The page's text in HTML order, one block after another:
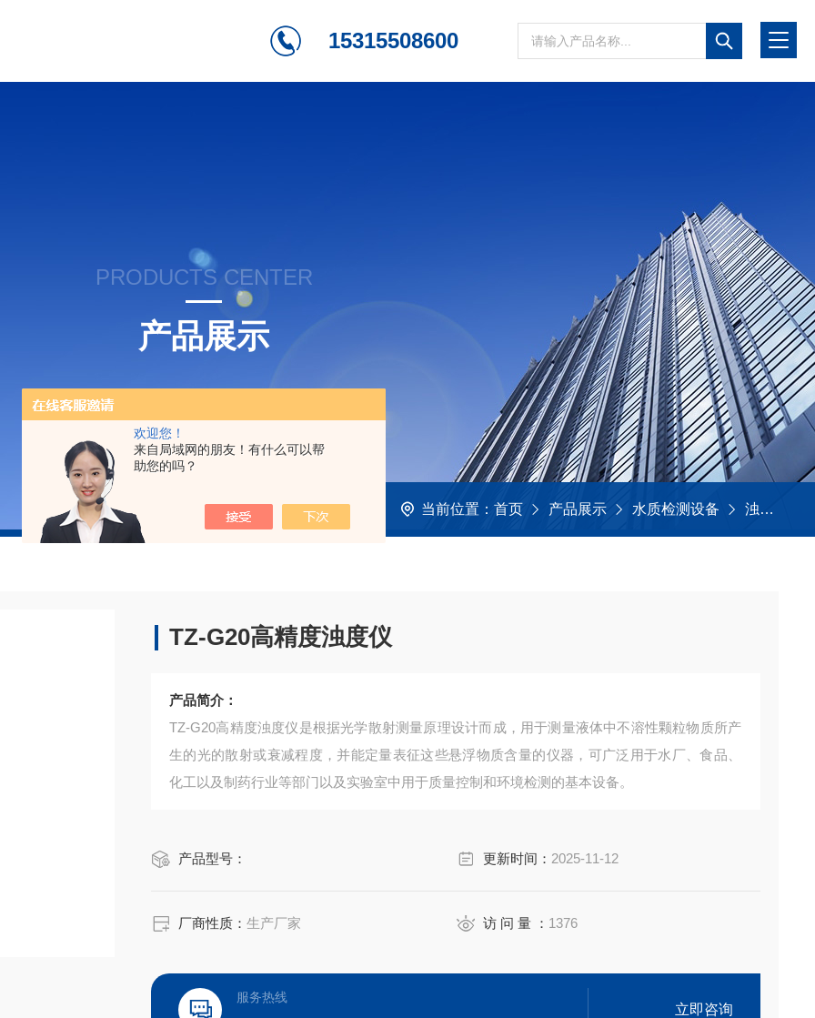
欢迎您！
来自局域网的朋友！有什么可以帮
助您的吗？
15315508600
PRODUCTS CENTER
产品展示
当前位置： 首页 产品展示 水质检测设备 浊度仪
TZ-G20高精度浊度仪
产品简介：
TZ-G20高精度浊度仪是根据光学散射测量原理设计而成，用于测量液体中不溶性颗粒物质所产
生的光的散射或衰减程度，并能定量表征这些悬浮物质含量的仪器，可广泛用于水厂、食品、
化工以及制药行业等部门以及实验室中用于质量控制和环境检测的基本设备。
产品型号： 更新时间： 2025-11-12
厂商性质：生产厂家 访 问 量 ： 1376
服务热线
立即咨询